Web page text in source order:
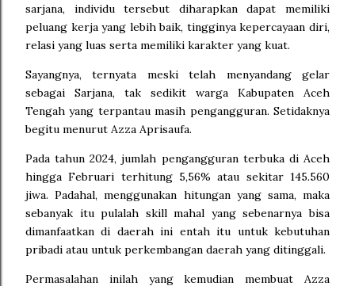
sarjana, individu tersebut diharapkan dapat memiliki
peluang kerja yang lebih baik, tingginya kepercayaan diri,
relasi yang luas serta memiliki karakter yang kuat.
Sayangnya, ternyata meski telah menyandang gelar
sebagai Sarjana, tak sedikit warga Kabupaten Aceh
Tengah yang terpantau masih pengangguran. Setidaknya
begitu menurut Azza Aprisaufa.
Pada tahun 2024, jumlah pengangguran terbuka di Aceh
hingga Februari terhitung 5,56% atau sekitar 145.560
jiwa. Padahal, menggunakan hitungan yang sama, maka
sebanyak itu pulalah skill mahal yang sebenarnya bisa
dimanfaatkan di daerah ini entah itu untuk kebutuhan
pribadi atau untuk perkembangan daerah yang ditinggali.
Permasalahan inilah yang kemudian membuat Azza